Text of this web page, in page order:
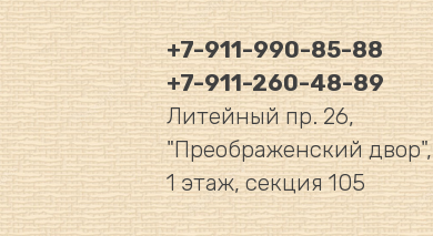
+7-911-990-85-88
+7-911-260-48-89
Литейный пр. 26,
"Преображенский двор",
1 этаж, секция 105